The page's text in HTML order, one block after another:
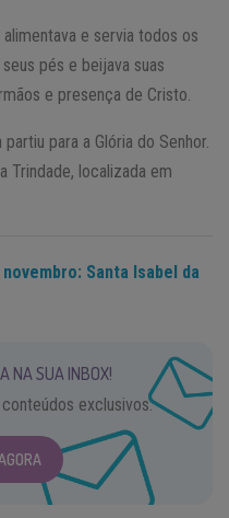
e servia todos os
pés e beijava suas
e presença de Cristo.
para a Glória do Senhor.
Trindade, localizada em
Santa Isabel da
NA SUA INBOX!
exclusivos.